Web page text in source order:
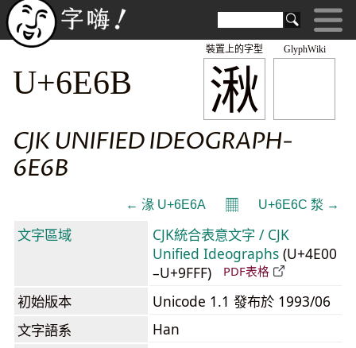
GlyphWiki
湫
裝置上的字型
U+6E6B
CJK UNIFIED IDEOGRAPH-
6E6B
← 湪 U+6E6A 𝄜 U+6E6C 湬 →
文字區域
CJK統合表意文字 / CJK
Unified Ideographs (U+4E00
–U+9FFF)
PDF表格
初始版本
Unicode 1.1 發布於 1993/06
文字語系
Han